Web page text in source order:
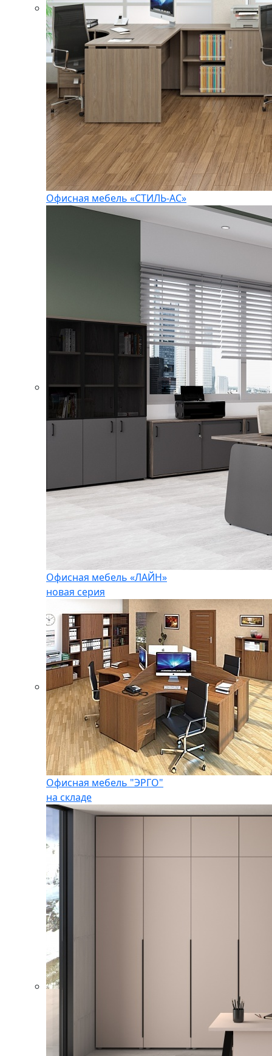
Офисная мебель «СТИЛЬ-АС»
Офисная мебель «ЛАЙН»
новая серия
Офисная мебель "ЭРГО"
на складе